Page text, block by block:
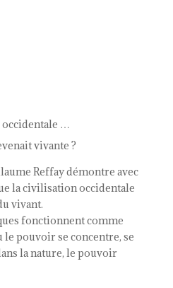
…
vivante ?
Reffay démontre avec
la civilisation occidentale
vivant.
fonctionnent comme
le pouvoir se concentre, se
la nature, le pouvoir